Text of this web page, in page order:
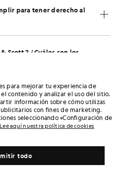
para tener derecho al
Scott ? ¿Cuáles son los
de 9:00 a 17:00 (GMT)
para mejorar tu experiencia de
contenido y analizar el uso del sitio.
información sobre cómo utilizas
con fines de marketing.
seleccionando «Configuración de
Lee aquí nuestra política de cookies
todo